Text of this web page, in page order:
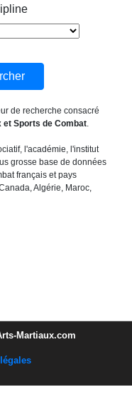
de recherche consacré
Sports de Combat.
l'académie, l'institut
grosse base de données
français et pays
Algérie, Maroc,
Martiaux.com